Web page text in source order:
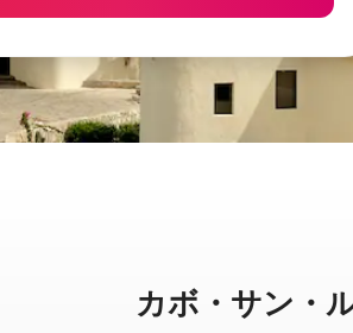
カボ・サン・